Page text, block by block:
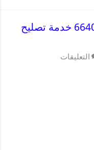
كهربائي منازل الخالدية 66409555 خدمة تصليح
التعليقات